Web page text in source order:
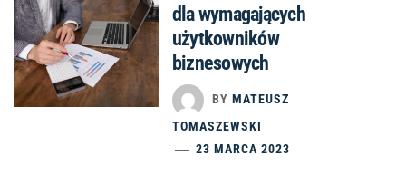
dla wymagających
użytkowników
biznesowych
BY MATEUSZ
TOMASZEWSKI
23 MARCA 2023